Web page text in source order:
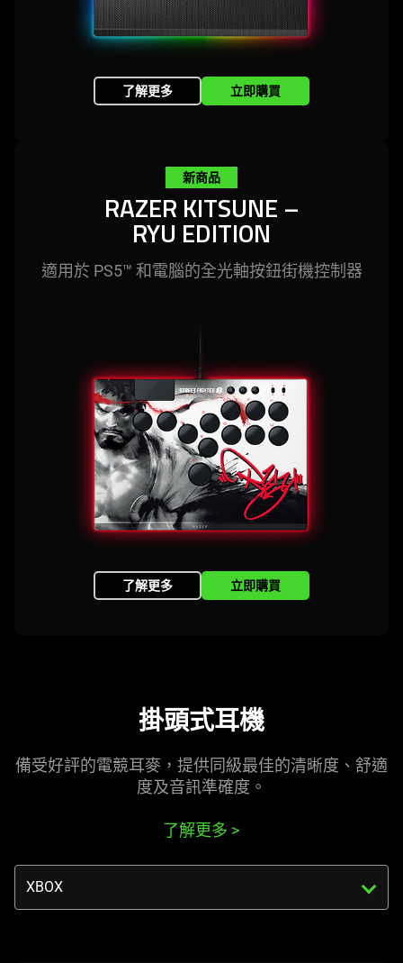
了解更多 立即購買
新商品
RAZER KITSUNE –
RYU EDITION
適用於 PS5™ 和電腦的全光軸按鈕街機控制器
了解更多 立即購買
掛頭式耳機
備受好評的電競耳麥，提供同級最佳的清晰度、舒適
度及音訊準確度 。
了解更多 >
Triggering
the